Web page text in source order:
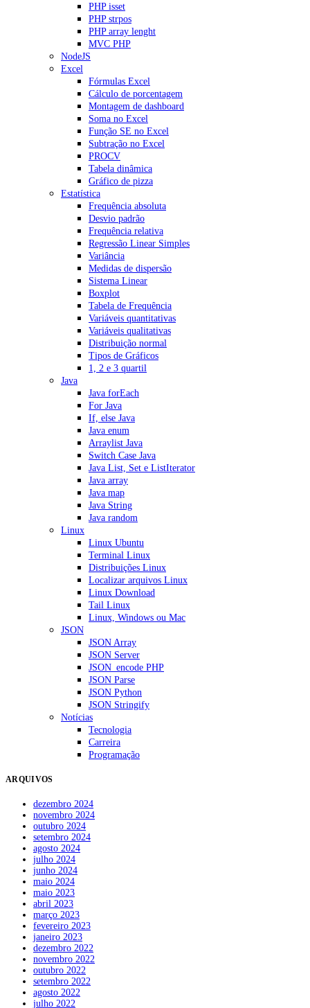
PHP isset
PHP strpos
PHP array lenght
MVC PHP
NodeJS
Excel
Fórmulas Excel
Cálculo de porcentagem
Montagem de dashboard
Soma no Excel
Função SE no Excel
Subtração no Excel
PROCV
Tabela dinâmica
Gráfico de pizza
Estatística
Frequência absoluta
Desvio padrão
Frequência relativa
Regressão Linear Simples
Variância
Medidas de dispersão
Sistema Linear
Boxplot
Tabela de Frequência
Variáveis quantitativas
Variáveis qualitativas
Distribuição normal
Tipos de Gráficos
1, 2 e 3 quartil
Java
Java forEach
For Java
If, else Java
Java enum
Arraylist Java
Switch Case Java
Java List, Set e ListIterator
Java array
Java map
Java String
Java random
Linux
Linux Ubuntu
Terminal Linux
Distribuições Linux
Localizar arquivos Linux
Linux Download
Tail Linux
Linux, Windows ou Mac
JSON
JSON Array
JSON Server
JSON_encode PHP
JSON Parse
JSON Python
JSON Stringify
Notícias
Tecnologia
Carreira
Programação
ARQUIVOS
dezembro 2024
novembro 2024
outubro 2024
setembro 2024
agosto 2024
julho 2024
junho 2024
maio 2024
maio 2023
abril 2023
março 2023
fevereiro 2023
janeiro 2023
dezembro 2022
novembro 2022
outubro 2022
setembro 2022
agosto 2022
julho 2022